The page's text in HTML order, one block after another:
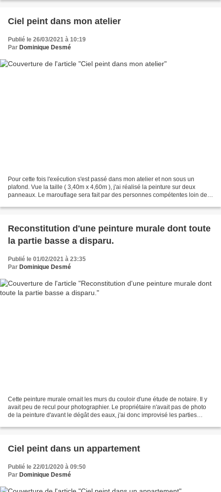
Ciel peint dans mon atelier
Publié le 26/03/2021 à 10:19
Par Dominique Desmé
Pour cette fois l'exécution s'est passé dans mon atelier et non sous un
plafond. Vue la taille ( 3,40m x 4,60m ), j'ai réalisé la peinture sur deux
panneaux. Le marouflage sera fait par des personnes compétentes loin de
Reconstitution d'une peinture murale dont toute
la partie basse a disparu.
Publié le 01/02/2021 à 23:35
Par Dominique Desmé
Cette peinture murale ornait les murs du couloir d'une étude de notaire. Il y
avait peu de recul pour photographier. Le propriétaire n'avait pas de photo
de la peinture d'avant le dégât des eaux, j'ai donc improvisé les parties
Ciel peint dans un appartement
Publié le 22/01/2020 à 09:50
Par Dominique Desmé